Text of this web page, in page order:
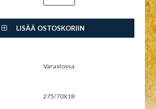
LISÄÄ OSTOSKORIIN
Varastossa
275/70X18